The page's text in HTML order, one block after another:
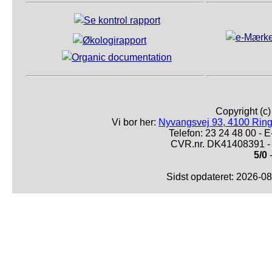
Copyright
Vi bor her: Nyvangsvej 93, 4100
Telefon: 23 24 48 00 -
CVR.nr. DK41408391
5/0
Sidst opdateret: 2026-